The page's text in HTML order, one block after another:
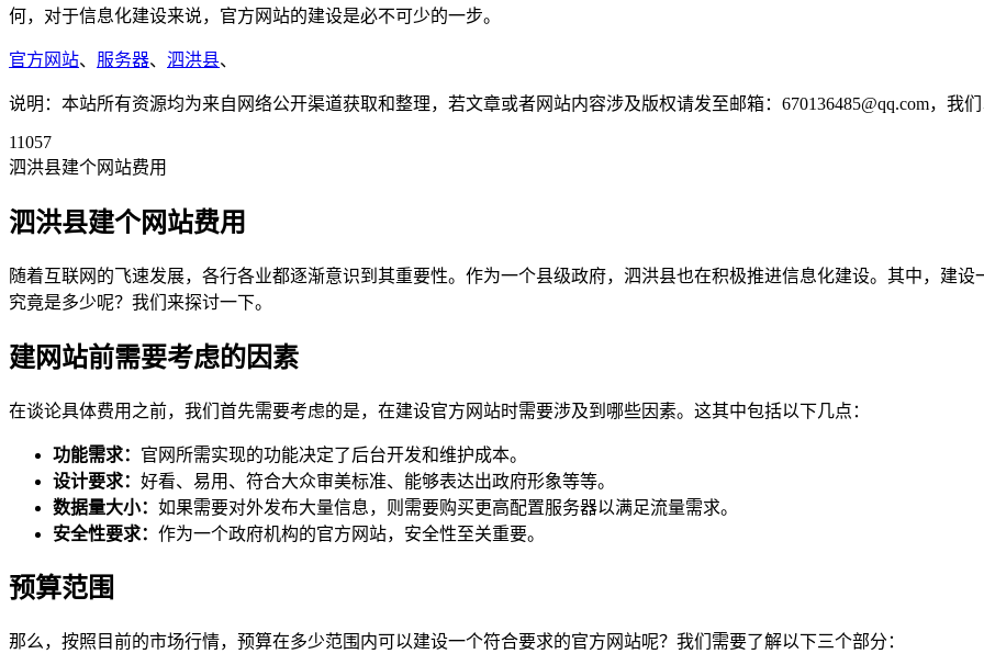
何，对于信息化建设来说，官方网站的建设是必不可少的一步。
官方网站、 服务器、 泗洪县、
说明：本站所有资源均为来自网络公开渠道获取和整理，若文章或者网站内容涉及版权请发至邮箱：670136485@qq.com，我
11057
泗洪县建个网站费用
泗洪县建个网站费用
随着互联网的飞速发展，各行各业都逐渐意识到其重要性。作为一个县级政府，泗洪县也在积极推进信息化建设。其中，建
究竟是多少呢？我们来探讨一下。
建网站前需要考虑的因素
在谈论具体费用之前，我们首先需要考虑的是，在建设官方网站时需要涉及到哪些因素。这其中包括以下几点：
功能需求： 官网所需实现的功能决定了后台开发和维护成本。
设计要求： 好看、易用、符合大众审美标准、能够表达出政府形象等等。
数据量大小： 如果需要对外发布大量信息，则需要购买更高配置服务器以满足流量需求。
安全性要求： 作为一个政府机构的官方网站，安全性至关重要。
预算范围
那么，按照目前的市场行情，预算在多少范围内可以建设一个符合要求的官方网站呢？我们需要了解以下三个部分：